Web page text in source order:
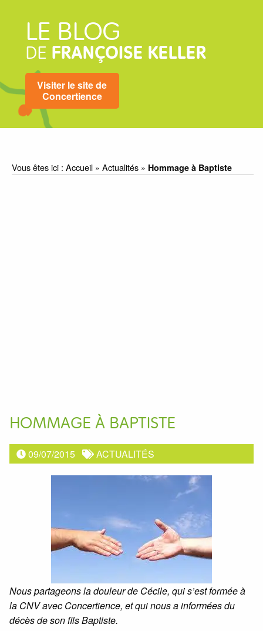
LE BLOG
DE FRANÇOISE KELLER
Visiter le site de
Concertience
Vous êtes ici :Accueil »Actualités » Hommage à Baptiste
HOMMAGE À BAPTISTE
09/07/2015 ACTUALITÉS
Nous partageons la douleur de Cécile, qui s’est formée à
la CNV avec Concertience, et qui nous a informées du
décès de son fils Baptiste.